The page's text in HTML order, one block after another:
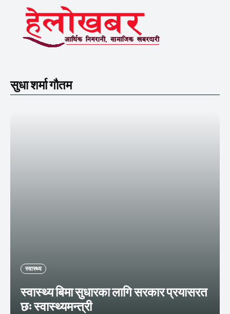
सुधा शर्मा गौतम
स्वास्थ्य
स्वास्थ्य बिमा सुधारका लागि सरकार प्रयासरत
छः स्वास्थ्यमन्त्री